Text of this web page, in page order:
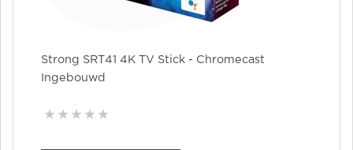
Strong SRT41 4K TV Stick - Chromecast
Ingebouwd